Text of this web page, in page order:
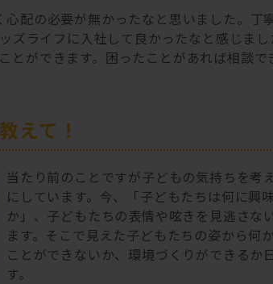
配の必要が無かったなと思いました。丁
ライフに入社して良かったなと感じまし
ができます。困ったことがあれば相談で
えて！
当たり前のことですが子どもの気持ちを考
にしています。今、「子どもたちは何に興
か」、子どもたちの表情や呟きを見逃さな
ます。そこで見えた子どもたちの姿から何
ことができないか、環境づくりができるか
す。